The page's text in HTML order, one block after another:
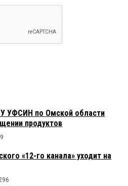
УФСИН по Омской области
продуктов
«12-го канала» уходит на